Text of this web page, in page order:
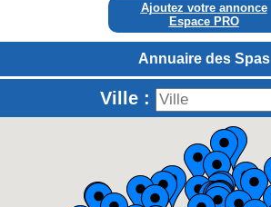
Ajoutez votre annonce
Espace PRO
Annuaire des Spas
Ville :